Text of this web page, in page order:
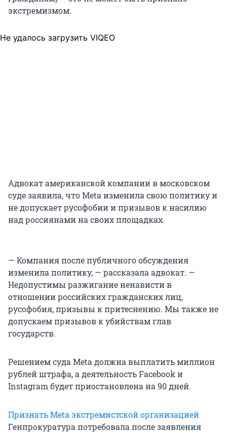
экстремизмом.
Не удалось загрузить VIQEO
Адвокат американской компании в московском
суде заявила, что Meta изменила свою политику и
не допускает русофобии и призывов к насилию
над россиянами на своих площадках.
— Компания после публичного обсуждения
изменила политику, — рассказала адвокат. —
Недопустимы разжигание ненависти в
отношении российских гражданских лиц,
русофобия, призывы к притеснению. Мы также не
допускаем призывов к убийствам глав
государств.
Решением суда Meta должна выплатить миллион
рублей штрафа, а деятельность Facebook и
Instagram будет приостановлена на 90 дней.
Признать Meta экстремистской организацией
Генпрокуратура потребовала после заявления